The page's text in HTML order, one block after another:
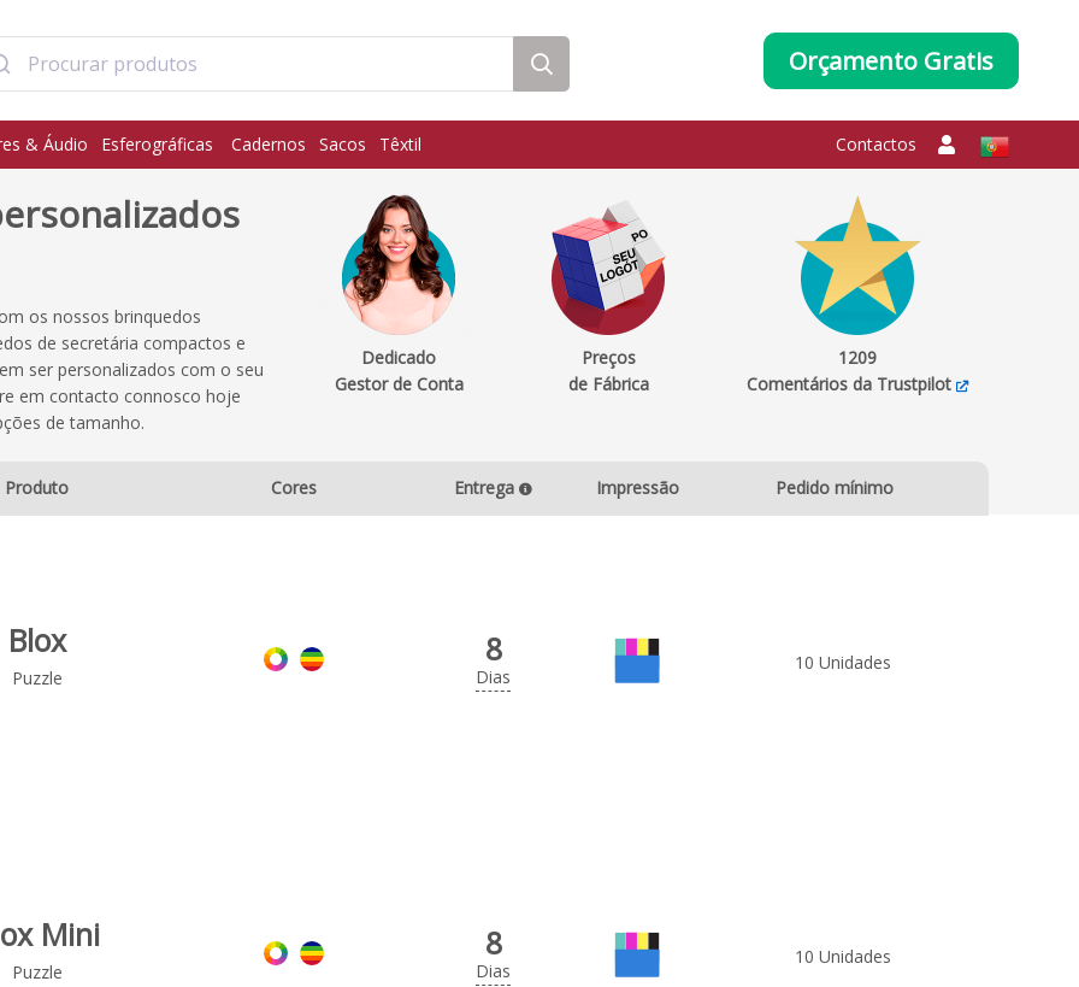
Orçamento Gratis
& Áudio Esferográficas Cadernos Sacos Têxtil Contactos
os nossos brinquedos
de secretária compactos e
ser personalizados com o seu
em contacto connosco hoje
de tamanho.
Dedicado
Gestor de Conta
Preços
de Fábrica
1209
Comentários da Trustpilot
Produto Cores Entrega Impressão Pedido mínimo
Blox
Puzzle
8
Dias
10 Unidades
Mini
Puzzle
8
Dias
10 Unidades